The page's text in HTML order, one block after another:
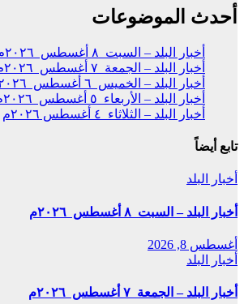
أحدث الموضوعات
أخبار البلد – السبت ٨ أغسطس ٢٠٢٦م
أخبار البلد – الجمعة ٧ أغسطس ٢٠٢٦م
أخبار البلد – الخميس ٦ أغسطس ٢٠٢٦م
أخبار البلد – الأربعاء ٥ أغسطس ٢٠٢٦م
أخبار البلد – الثلاثاء ٤ أغسطس ٢٠٢٦م
تابع أيضاً
أخبار البلد
أخبار البلد – السبت ٨ أغسطس ٢٠٢٦م
أغسطس 8, 2026
أخبار البلد
أخبار البلد – الجمعة ٧ أغسطس ٢٠٢٦م